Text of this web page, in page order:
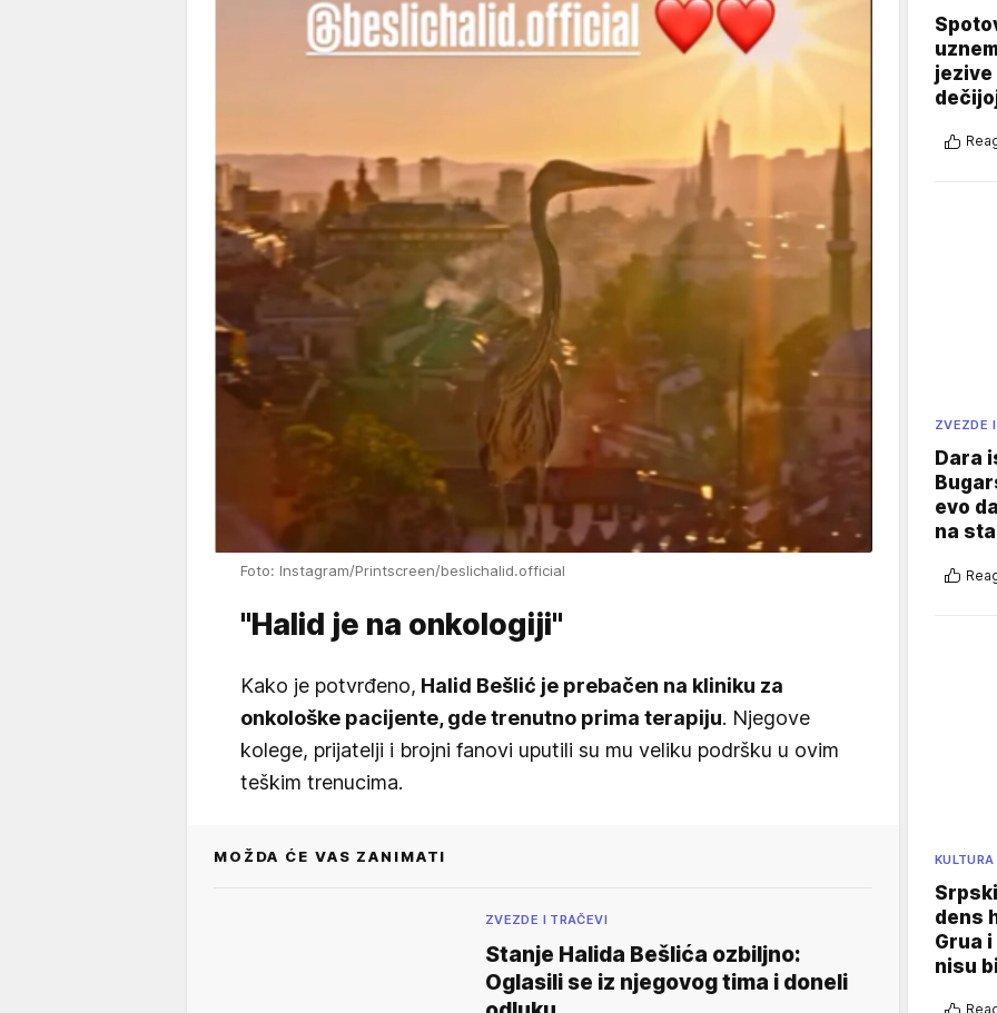
Foto: Instagram/Printscreen/beslichalid.official
"Halid je na onkologiji"
Kako je potvrđeno, Halid Bešlić je prebačen na kliniku za
onkološke pacijente, gde trenutno prima terapiju. Njegove
kolege, prijatelji i brojni fanovi uputili su mu veliku podršku u ovim
teškim trenucima.
MOŽDA ĆE VAS ZANIMATI
ZVEZDE I TRAČEVI
Stanje Halida Bešlića ozbiljno:
Oglasili se iz njegovog tima i doneli
jezive
ZVEZDE
Dara
evo
na
KULTURA
dens
Grua
nisu